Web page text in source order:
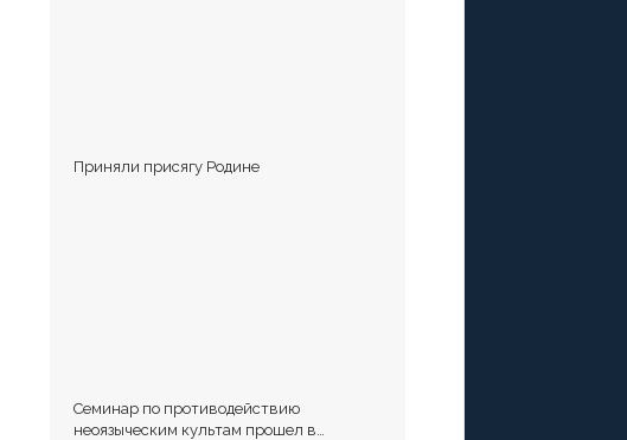
Приняли присягу Родине
Семинар по противодействию
неоязыческим культам прошел в